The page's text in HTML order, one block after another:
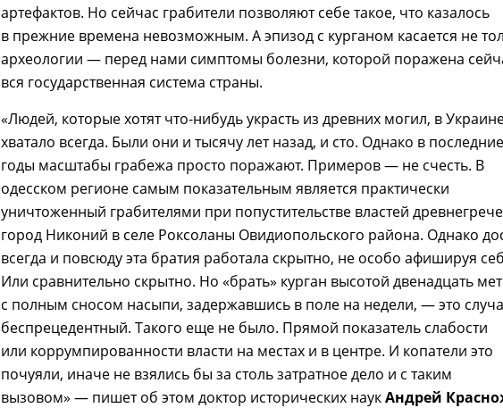
артефактов. Но сейчас грабители позволяют себе такое, что казалось
в прежние времена невозможным. А эпизод с курганом касается не
археологии — перед нами симптомы болезни, которой поражена
вся государственная система страны.
«Людей, которые хотят что-нибудь украсть из древних могил, в
хватало всегда. Были они и тысячу лет назад, и сто. Однако в последние
годы масштабы грабежа просто поражают. Примеров — не счесть. В
одесском регионе самым показательным является практически
уничтоженный грабителями при попустительстве властей
город Никоний в селе Роксоланы Овидиопольского района. Однако
всегда и повсюду эта братия работала скрытно, не особо афишируя
Или сравнительно скрытно. Но «брать» курган высотой двенадцать
с полным сносом насыпи, задержавшись в поле на недели, — это
беспрецедентный. Такого еще не было. Прямой показатель слабости
или коррумпированности власти на местах и в центре. И копатели это
почуяли, иначе не взялись бы за столь затратное дело и с таким
вызовом» — пишет об этом доктор исторических наукАндрей